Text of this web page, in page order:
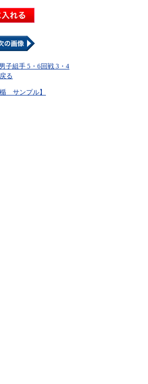
子組手 5・6回戦 3・4
る
サンプル】